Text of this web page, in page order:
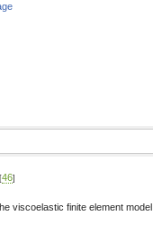
[46]
viscoelastic finite element model